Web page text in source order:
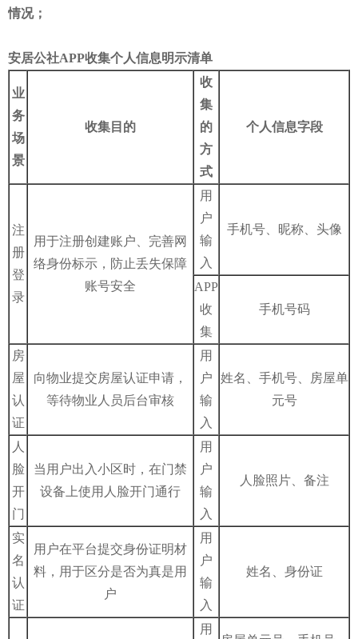
情况；
安居公社APP收集个人信息明示清单
业
务
场
景
收集目的
收
集
的
方
式
个人信息字段
注
册
登
录
用于注册创建账户、完善网
络身份标示，防止丢失保障
账号安全
用
户
输
入
手机号、昵称、头像
APP
收
集
手机号码
房
屋
认
证
向物业提交房屋认证申请，
等待物业人员后台审核
用
户
输
入
姓名、手机号、房屋单
元号
人
脸
开
门
当用户出入小区时，在门禁
设备上使用人脸开门通行
用
户
输
入
人脸照片、备注
实
名
认
证
用户在平台提交身份证明材
料，用于区分是否为真是用
户
用
户
输
入
姓名、身份证
用